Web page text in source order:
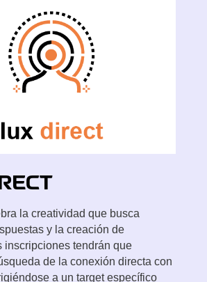
la creatividad que busca
y la creación de
inscripciones tendrán que
de la conexión directa con
a un target específico